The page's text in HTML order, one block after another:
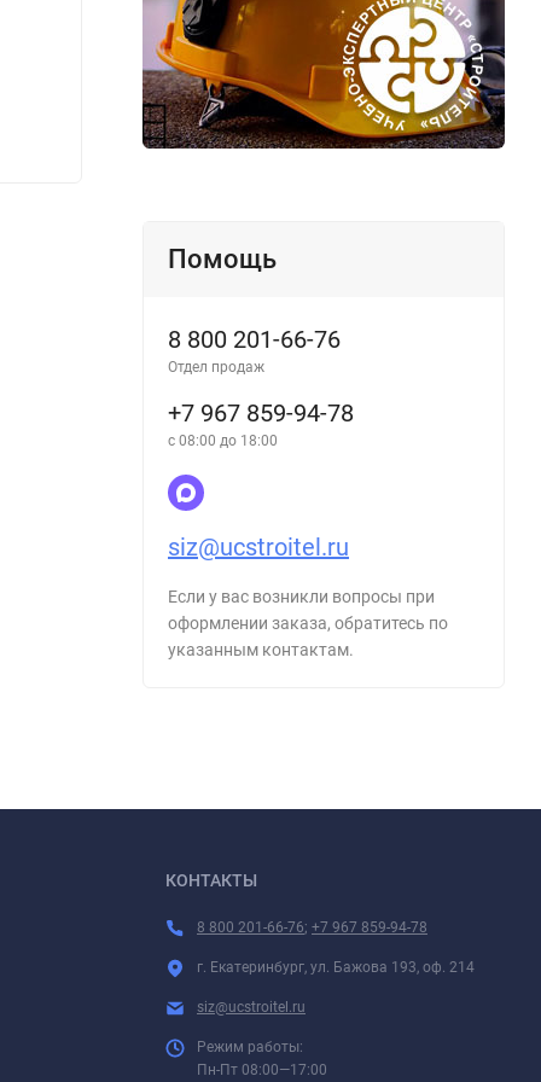
807₽ 777
Помощь
8 800 201-66-76
Отдел продаж
+7 967 859-94-78
с 08:00 до 18:00
siz@ucstroitel.ru
Если у вас возникли вопросы при
оформлении заказа, обратитесь по
указанным контактам.
КОНТАКТЫ
8 800 201-66-76; +7 967 859-94-78
г. Екатеринбург, ул. Бажова 193, оф. 214
siz@ucstroitel.ru
Режим работы:
Пн-Пт 08:00—17:00